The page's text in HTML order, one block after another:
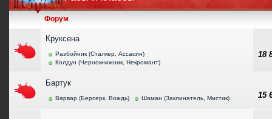
Форум
Круксена
Разбойник (Сталкер, Ассасин)
Колдун (Чернокнижник, Некромант)
18
Бартук
Варвар (Берсерк, Вождь) Шаман (Заклинатель, Мистик) 15